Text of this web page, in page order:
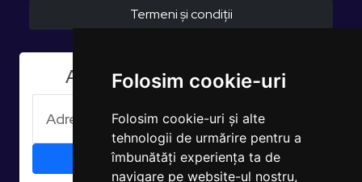
Folosim cookie-uri
Folosim cookie-uri și alte
tehnologii de urmărire pentru a
îmbunătăți experiența ta de
navigare pe website-ul nostru,
Termeni și condiții
Aboneaza-te la Newsletter